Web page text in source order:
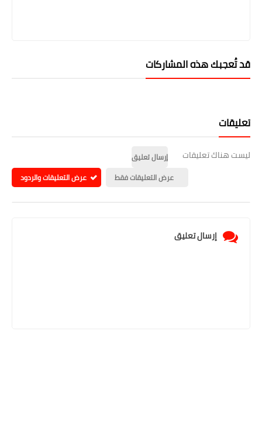
قد تُعجبك هذه المشاركات
تعليقات
ليست هناك تعليقات
إرسال تعليق
عرض التعليقات فقط
عرض التعليقات والردود
إرسال تعليق